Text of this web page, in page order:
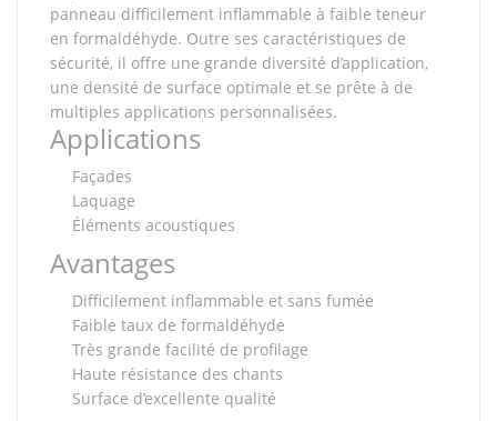
panneau difficilement inflammable à faible teneur
en formaldéhyde. Outre ses caractéristiques de
sécurité, il offre une grande diversité d’application,
une densité de surface optimale et se prête à de
multiples applications personnalisées.
Applications
Façades
Laquage
Éléments acoustiques
Avantages
Difficilement inflammable et sans fumée
Faible taux de formaldéhyde
Très grande facilité de profilage
Haute résistance des chants
Surface d’excellente qualité